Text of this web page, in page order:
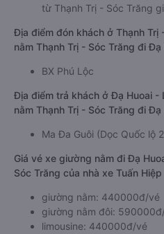
từ Thạnh Trị - Sóc Trăng
Địa điểm đón khách ở Thạnh Trị
nằm Thạnh Trị - Sóc Trăng đi
BX Phú Lộc
Địa điểm trả khách ở Đạ Huoai -
nằm Thạnh Trị - Sóc Trăng đi
Ma Đa Guôi (Dọc Quốc lộ
Giá vé xe giường nằm đi Đạ
Sóc Trăng của nhà xe Tuấn Hiệp
giường nằm: 440000đ/vé
giường nằm đôi:
limousine: 440000đ/vé